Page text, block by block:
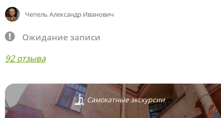
Чепель Александр Иванович
Ожидание записи
92 отзыва
Самокатные экскурсии